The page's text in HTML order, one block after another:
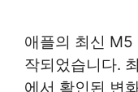
애플의 최신 M5
작되었습니다.
에서 확인된 변